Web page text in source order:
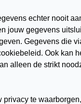
echter nooit
jouw gegevens
Gegevens die
Ook kan
alleen de strikt
te